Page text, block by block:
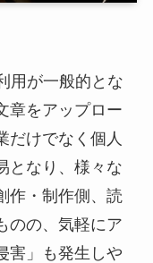
用が一般的とな
章をアップロー
だけでなく個人
となり、様々な
作・制作側、読
のの、気軽にア
害」
も発生しや